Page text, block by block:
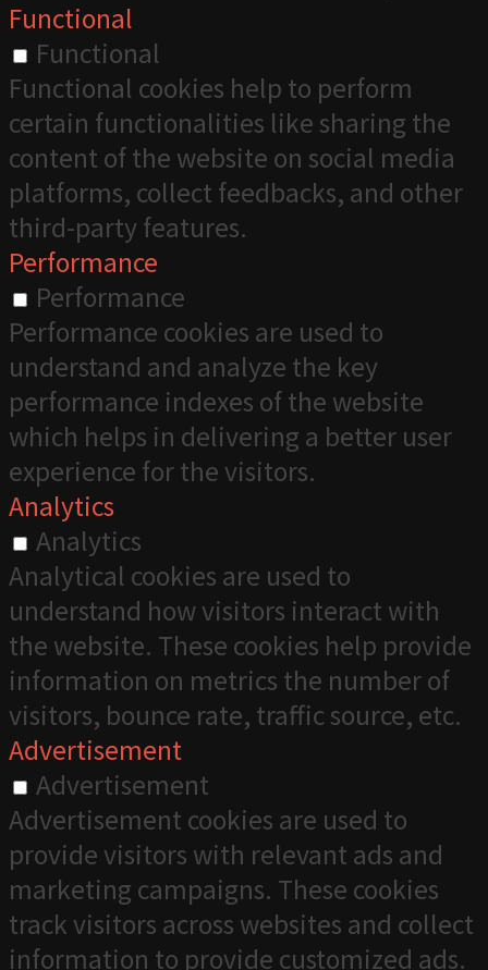
Functional
Functional
Functional cookies help to perform
certain functionalities like sharing the
content of the website on social media
platforms, collect feedbacks, and other
third-party features.
Performance
Performance
Performance cookies are used to
understand and analyze the key
performance indexes of the website
which helps in delivering a better user
experience for the visitors.
Analytics
Analytics
Analytical cookies are used to
understand how visitors interact with
the website. These cookies help provide
information on metrics the number of
visitors, bounce rate, traffic source, etc.
Advertisement
Advertisement
Advertisement cookies are used to
provide visitors with relevant ads and
marketing campaigns. These cookies
track visitors across websites and collect
information to provide customized ads.